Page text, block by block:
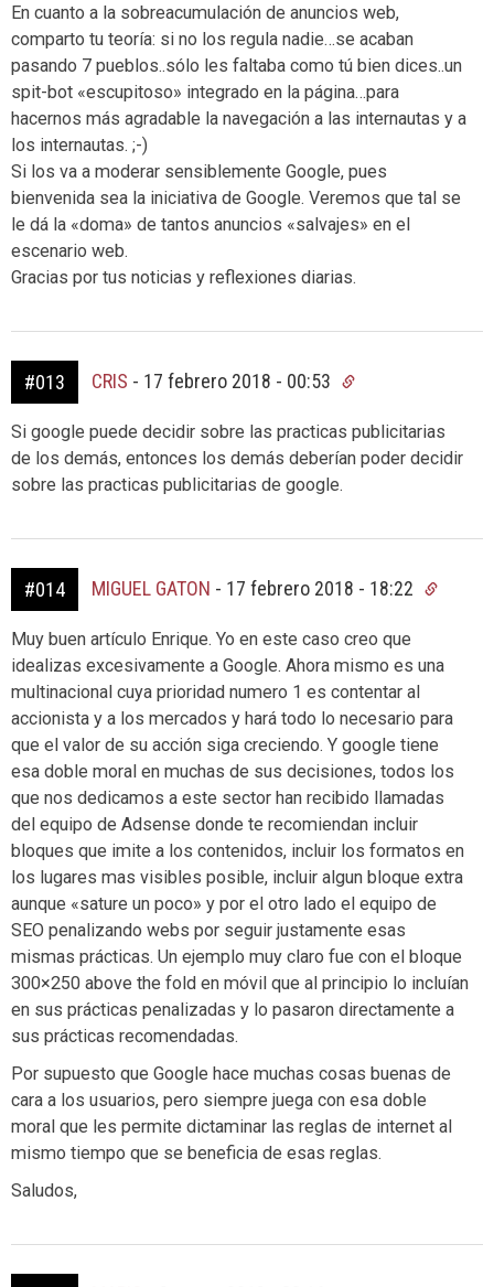
En cuanto a la sobreacumulación de anuncios web,
comparto tu teoría: si no los regula nadie…se acaban
pasando 7 pueblos..sólo les faltaba como tú bien dices..un
spit-bot «escupitoso» integrado en la página…para
hacernos más agradable la navegación a las internautas y a
los internautas. ;-)
Si los va a moderar sensiblemente Google, pues
bienvenida sea la iniciativa de Google. Veremos que tal se
le dá la «doma» de tantos anuncios «salvajes» en el
escenario web.
Gracias por tus noticias y reflexiones diarias.
#013 CRIS - 17 febrero 2018 - 00:53
Si google puede decidir sobre las practicas publicitarias
de los demás, entonces los demás deberían poder decidir
sobre las practicas publicitarias de google.
#014 MIGUEL GATON - 17 febrero 2018 - 18:22
Muy buen artículo Enrique. Yo en este caso creo que
idealizas excesivamente a Google. Ahora mismo es una
multinacional cuya prioridad numero 1 es contentar al
accionista y a los mercados y hará todo lo necesario para
que el valor de su acción siga creciendo. Y google tiene
esa doble moral en muchas de sus decisiones, todos los
que nos dedicamos a este sector han recibido llamadas
del equipo de Adsense donde te recomiendan incluir
bloques que imite a los contenidos, incluir los formatos en
los lugares mas visibles posible, incluir algun bloque extra
aunque «sature un poco» y por el otro lado el equipo de
SEO penalizando webs por seguir justamente esas
mismas prácticas. Un ejemplo muy claro fue con el bloque
300×250 above the fold en móvil que al principio lo incluían
en sus prácticas penalizadas y lo pasaron directamente a
sus prácticas recomendadas.
Por supuesto que Google hace muchas cosas buenas de
cara a los usuarios, pero siempre juega con esa doble
moral que les permite dictaminar las reglas de internet al
mismo tiempo que se beneficia de esas reglas.
Saludos,